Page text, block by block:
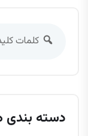
دسته بندی